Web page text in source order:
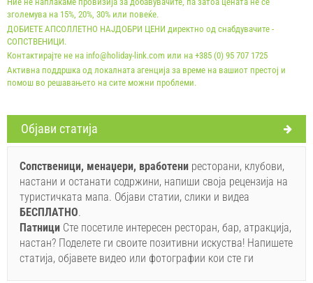
Незадолжително:Греење: 10 EUR (per_night - по_unit),
Домашно милениче: 15 EUR (per_night - по_unit)
Условите и условите на добавувачот
Резервирајте и чекајте на потврда
Ако не сакате да резервирате сега, наместо да имате
повеќе прашања, ве молиме пополнете ги и кликнете
на "Испрати пребарување".
зголемува на 15%, 20%, 30% или повеќе.
ДОБИЕТЕ АПСОЛЛЕТНО НАЈДОБРИ ЦЕНИ директно од снабдувачите -
СОПСТВЕНИЦИ.
Контактирајте не на info@holiday-link.com или на +385 (0) 95 707 1725
Активна поддршка од локалната агенција за време на вашиот престој и
помош во решавањето на сите можни проблеми.
Oбјави статија
Сопственици, менаџери, вработени ресторани, клубови,
настани и останати содржини, напиши своја рецензија на
туристичката мапа. Објави статии, слики и видеа
БЕСПЛАТНO.
Патници Сте посетиле интересен ресторан, бар, атракција,
настан? Поделете ги своите позитивни искуства! Напишете
статија, објавете видео или фотографии кои сте ги